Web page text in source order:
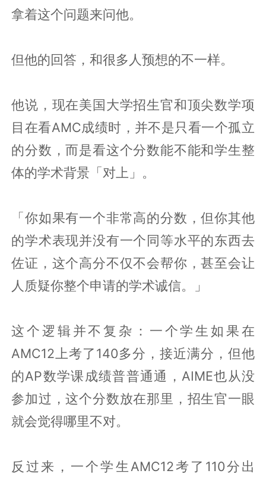
拿着这个问题来问他。
但他的回答，和很多人预想的不一样。
他说，现在美国大学招生官和顶尖数学项
目在看AMC成绩时，并不是只看一个孤立
的分数，而是看这个分数能不能和学生整
体的学术背景「对上」。
「你如果有一个非常高的分数，但你其他
的学术表现并没有一个同等水平的东西去
佐证，这个高分不仅不会帮你，甚至会让
人质疑你整个申请的学术诚信。」
这个逻辑并不复杂：一个学生如果在
AMC12上考了140多分，接近满分，但他
的AP数学课成绩普普通通，AIME也从没
参加过，这个分数放在那里，招生官一眼
就会觉得哪里不对。
反过来，一个学生AMC12考了110分出